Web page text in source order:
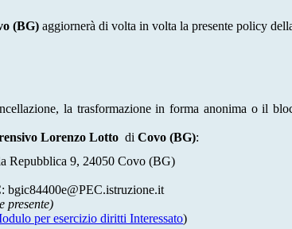
(BG) aggiornerà di volta in volta la presente policy
la trasformazione in forma anonima o il
Lorenzo Lotto di Covo (BG):
Repubblica 9, 24050 Covo (BG)
presente)
per esercizio diritti Interessato)